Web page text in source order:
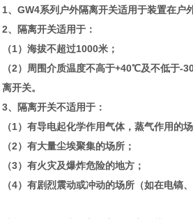
1、GW4系列户外隔离开关适用于装置在户
2、隔离开关适用于：
（1）海拔不超过1000米；
（2）周围介质温度不高于+40℃及不低于-
离开关。
3、隔离开关不适用于：
（1）有导电起化学作用气体，蒸气作用的场
（2）有大量尘埃聚集的场所；
（3）有火灾及爆炸危险的地方；
（4）有剧烈震动或冲动的场所（如在电镐